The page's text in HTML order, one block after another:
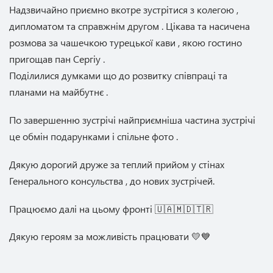
Надзвичайно приємно вкотре зустрітися з колегою ,
дипломатом та справжнім другом . Цікава та насичена
розмова за чашечкою турецької кави , якою гостино
пригощав пан Сергіу .
Поділилися думками що до розвитку співпраці та
планами на майбутнє .
По завершенню зустрічі найприємніша частина зустрічі
це обмін подарунками і спільне фото .
Дякую дорогий друже за теплий прийом у стінах
Генерального консульства , до нових зустрічей.
Працюємо далі на цьому фронті 🇺🇦🇲🇩🇹🇷
Дякую героям за можливість працювати 💛💙